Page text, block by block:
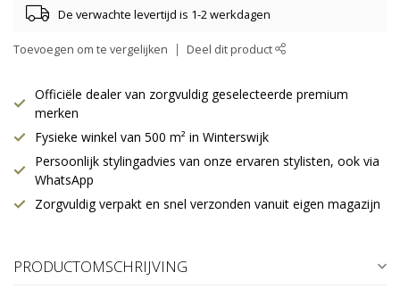
De verwachte levertijd is 1-2 werkdagen
Toevoegen om te vergelijken Deel dit product
Officiële dealer van zorgvuldig geselecteerde premium
merken
Fysieke winkel van 500 m² in Winterswijk
Persoonlijk stylingadvies van onze ervaren stylisten, ook via
WhatsApp
Zorgvuldig verpakt en snel verzonden vanuit eigen magazijn
PRODUCTOMSCHRIJVING